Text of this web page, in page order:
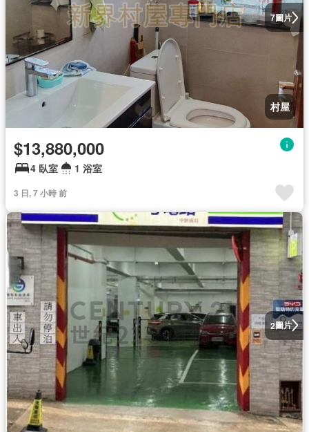
7圖片
村屋
$13,880,000
4 臥室 1 浴室
3 日, 7 小時 前
2圖片